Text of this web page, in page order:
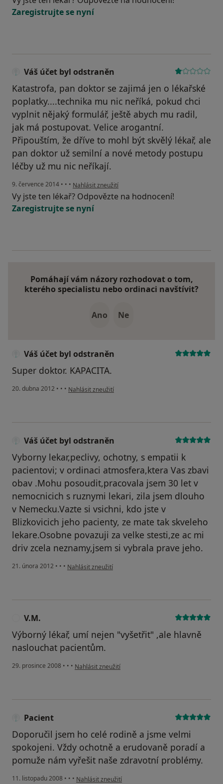
Zaregistrujte se nyní
Váš účet byl odstraněn
Katastrofa, pan doktor se zajimá jen o lékařské
poplatky....technika mu nic neříká, pokud chci
vyplnit nějaký formulář, ještě abych mu radil,
jak má postupovat. Velice arogantní.
Připouštím, že dříve to mohl být skvělý lékař, ale
pan doktor už semilní a nové metody postupu
léčby už mu nic neříkají.
9. července 2014 • • • podle názoru uživatele Váš účet byl odstraněn
Nahlásit zneužití
Vy jste ten lékař? Odpovězte na hodnocení!
Zaregistrujte se nyní
Pomáhají vám názory rozhodovat o tom,
kterého specialistu nebo ordinaci navštívit?
Ano Ne
Váš účet byl odstraněn
Super doktor. KAPACITA.
20. dubna 2012 • • • podle názoru uživatele Váš účet byl odstraněn
Nahlásit zneužití
Váš účet byl odstraněn
Vyborny lekar,peclivy, ochotny, s empatii k
pacientovi; v ordinaci atmosfera,ktera Vas zbavi
obav .Mohu posoudit,pracovala jsem 30 let v
nemocnicich s ruznymi lekari, zila jsem dlouho
v Nemecku.Vazte si vsichni, kdo jste v
Blizkovicich jeho pacienty, ze mate tak skveleho
lekare.Osobne povazuji za velke stesti,ze ac mi
driv zcela neznamy,jsem si vybrala prave jeho.
21. února 2012 • • • podle názoru uživatele Váš účet byl odstraněn
Nahlásit zneužití
V.M.
Výborný lékař, umí nejen "vyšetřit" ,ale hlavně
naslouchat pacientům.
29. prosince 2008 • • • podle názoru uživatele V.M.
Nahlásit zneužití
Pacient
Doporučil jsem ho celé rodině a jsme velmi
spokojeni. Vždy ochotně a erudovaně poradí a
pomuže nám vyřešit naše zdravotní problémy.
11. listopadu 2008 • • • podle názoru uživatele Pacient
Nahlásit zneužití